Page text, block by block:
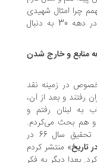
شهیدی
که در دهه 20 خیلی تندرو و انقلابی بودند در دهه 30 به دنبال
و خارج شدن
زمینه نقد
سال 73 از ایران رفتند و بعد از آن،
رفتم و
می‌کردم.
بنده تجربه‌های خودم از ایشان را در روش تحقیق سال 66 در
» منتشر کردم
دیگر به فکر